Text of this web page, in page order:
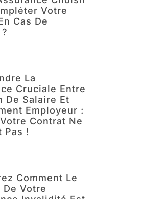
Votre
Cas De
La
Cruciale Entre
De Salaire Et
Employeur :
Contrat Ne
Pas !
Comment Le
De Votre